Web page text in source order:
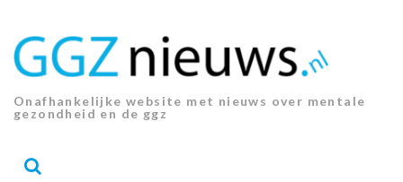
inhoud.
Onafhankelijke website met nieuws over mentale
gezondheid en de ggz